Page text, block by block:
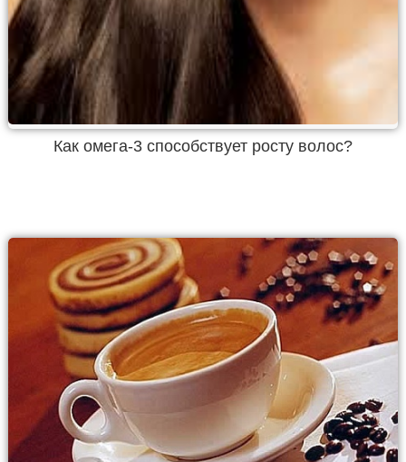
Как омега-3 способствует росту волос?